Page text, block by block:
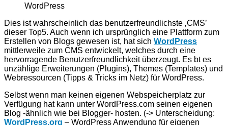
WordPress
Dies ist wahrscheinlich das benutzerfreundlichste ‚CMS’
dieser Top5. Auch wenn ich ursprünglich eine Plattform zum
Erstellen von Blogs gewesen ist, hat sich WordPress
mittlerweile zum CMS entwickelt, welches durch eine
hervorragende Benutzerfreundlichkeit überzeugt. Es bt es
unzählige Erweiterungen (Plugins), Themes (Templates) und
Webressourcen (Tipps & Tricks im Netz) für WordPress.
Selbst wenn man keinen eigenen Webspeicherplatz zur
Verfügung hat kann unter WordPress.com seinen eigenen
Blog -ähnlich wie bei Blogger- hosten. (-> Unterscheidung:
WordPress.org – WordPress Anwendung für eigenen